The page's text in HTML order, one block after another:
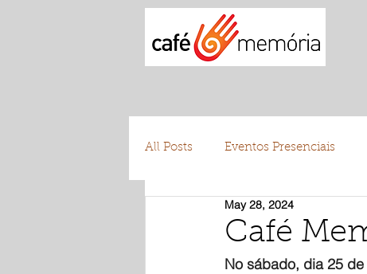
All Posts Eventos Presenciais
Testemunhos Voluntariado
Café
May 28, 2024
No sábado, dia 25